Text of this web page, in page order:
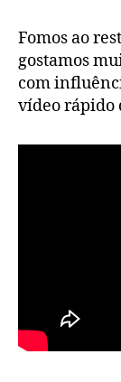
Fomos ao
gostamos
com
vídeo rápido